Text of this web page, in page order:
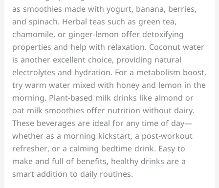
as smoothies made with yogurt, banana, berries,
and spinach. Herbal teas such as green tea,
chamomile, or ginger-lemon offer detoxifying
properties and help with relaxation. Coconut water
is another excellent choice, providing natural
electrolytes and hydration. For a metabolism boost,
try warm water mixed with honey and lemon in the
morning. Plant-based milk drinks like almond or
oat milk smoothies offer nutrition without dairy.
These beverages are ideal for any time of day—
whether as a morning kickstart, a post-workout
refresher, or a calming bedtime drink. Easy to
make and full of benefits, healthy drinks are a
smart addition to daily routines.